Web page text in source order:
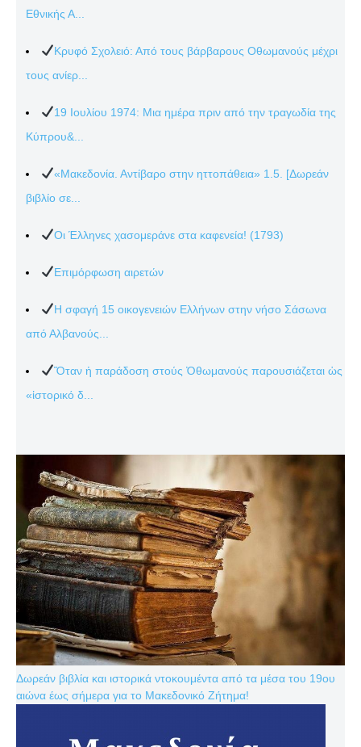
Εθνικής Α...
Κρυφό Σχολειό: Από τους βάρβαρους Οθωμανούς μέχρι
τους ανίερ...
19 Ιουλίου 1974: Μια ημέρα πριν από την τραγωδία της
Κύπρου&...
«Μακεδονία. Αντίβαρο στην ηττοπάθεια» 1.5. [Δωρεάν
βιβλίο σε...
Οι Έλληνες χασομεράνε στα καφενεία! (1793)
Επιμόρφωση αιρετών
Η σφαγή 15 οικογενειών Ελλήνων στην νήσο Σάσωνα
από Αλβανούς...
Ὅταν ἡ παράδοση στούς Ὀθωμανούς παρουσιάζεται ὡς
«ἱστορικό δ...
Δωρεάν βιβλία και ιστορικά ντοκουμέντα από τα μέσα του 19ου
αιώνα έως σήμερα για το Μακεδονικό Ζήτημα!